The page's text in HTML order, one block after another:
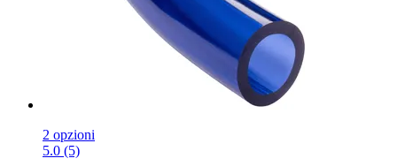
2 opzioni
5.0 (5)